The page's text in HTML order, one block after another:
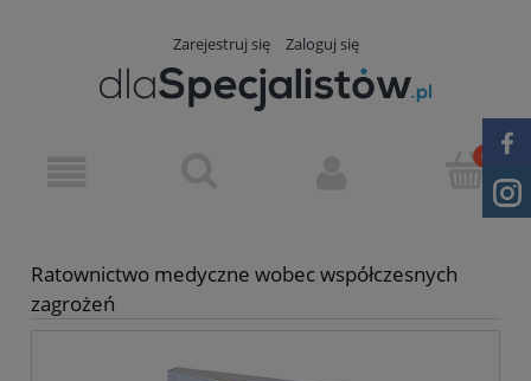
Zarejestruj się Zaloguj się
Ratownictwo medyczne wobec współczesnych
zagrożeń